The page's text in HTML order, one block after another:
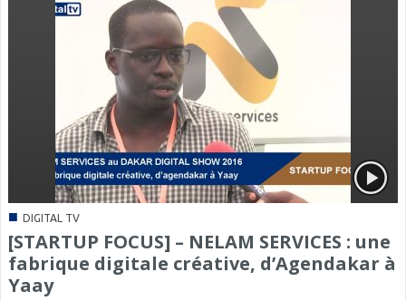
■ DIGITAL TV
[STARTUP FOCUS] – NELAM SERVICES : une
fabrique digitale créative, d’Agendakar à
Yaay